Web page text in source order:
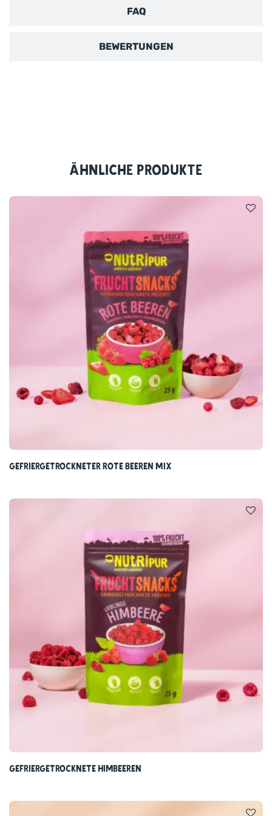
FAQ
BEWERTUNGEN
was die Natur zu bieten hat.
intensiven Geschmack und ihre natürlichen
Pflanzenstoffe, darunter Polyphenole, die für ihre
charakteristische Farbe und den typischen
Fruchtgeschmack sorgen.
Durch die schonende Gefriertrocknung bleiben Aroma,
Farbe und wertvolle Inhaltsstoffe weitgehend erhalten –
für ein fruchtig-intensives Geschmackserlebnis, das du
das ganze Jahr über genießen kannst.
Genieße natürlich – 100 % Frucht, 0 % Zusätze, voller
Geschmack und natürlichen Inhaltsstoffen.
Wir lieben die kleinen Beeren, weil sie unsere Ernährung
nicht fehlen dürfen:
100 % Natur in jeder Beere
Unsere gefriergetrockneten Blaubeeren bringen den
vollen Geschmack der Natur direkt zu dir – süß-
säuerlich, intensiv, und ohne künstliche Zusätze.
Süßes naschen ohne Reue
Ganz ohne zugesetzten Zucker – nur mit natürlicher
Immer frisch, nie matschig
monatelang knackig-frisch – kein Verderb, kein Matsch,
Ähnliche Produkte
Gefriergetrockneter Rote Beeren Mix
Gefriergetrocknete Himbeeren